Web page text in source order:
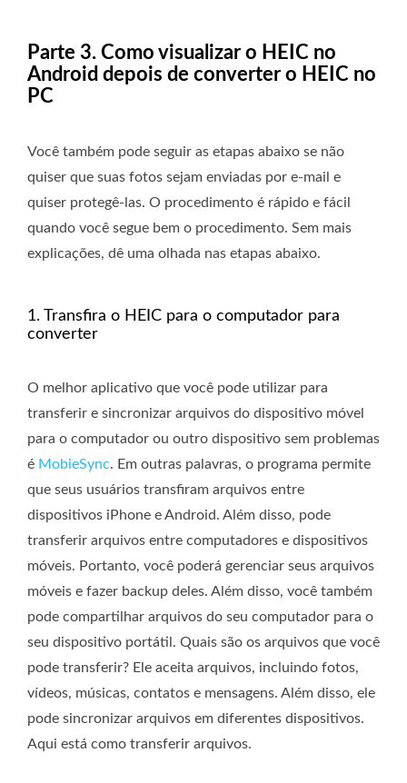
Parte 3. Como visualizar o HEIC no
Android depois de converter o HEIC no
PC
Você também pode seguir as etapas abaixo se não
quiser que suas fotos sejam enviadas por e-mail e
quiser protegê-las. O procedimento é rápido e fácil
quando você segue bem o procedimento. Sem mais
explicações, dê uma olhada nas etapas abaixo.
1. Transfira o HEIC para o computador para
converter
O melhor aplicativo que você pode utilizar para
transferir e sincronizar arquivos do dispositivo móvel
para o computador ou outro dispositivo sem problemas
é MobieSync. Em outras palavras, o programa permite
que seus usuários transfiram arquivos entre
dispositivos iPhone e Android. Além disso, pode
transferir arquivos entre computadores e dispositivos
móveis. Portanto, você poderá gerenciar seus arquivos
móveis e fazer backup deles. Além disso, você também
pode compartilhar arquivos do seu computador para o
seu dispositivo portátil. Quais são os arquivos que você
pode transferir? Ele aceita arquivos, incluindo fotos,
vídeos, músicas, contatos e mensagens. Além disso, ele
pode sincronizar arquivos em diferentes dispositivos.
Aqui está como transferir arquivos.